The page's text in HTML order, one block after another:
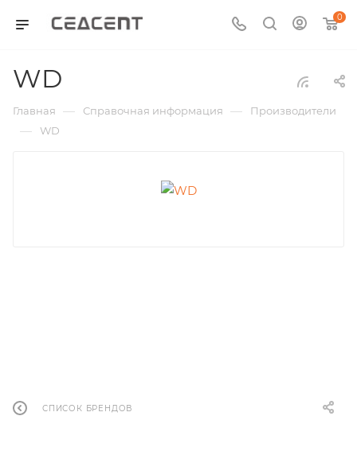
0
WD
Главная — Справочная информация — Производители
— WD
СПИСОК БРЕНДОВ